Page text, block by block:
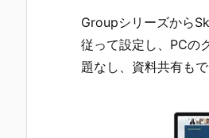
Groupシリーズから
従って設定し、PCの
題なし、資料共有も